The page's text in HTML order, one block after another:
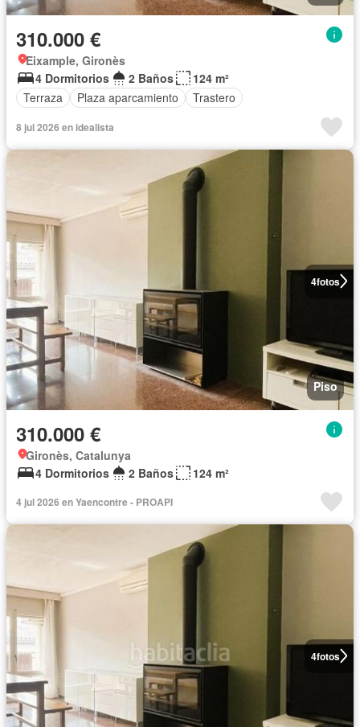
310.000 €
Eixample, Gironès
4 Dormitorios
2 Baños
124 m²
Terraza
Plaza aparcamiento Trastero
8 jul 2026 en idealista
4fotos
Piso
310.000 €
Gironès, Catalunya
4 Dormitorios
2 Baños 124 m²
4 jul 2026 en Yaencontre - PROAPI
4fotos